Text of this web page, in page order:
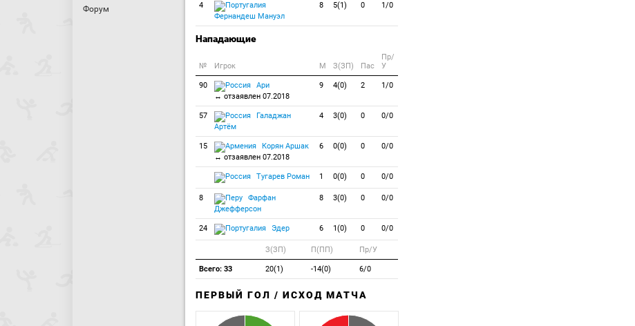
Форум
4
Фернандеш Мануэл
8 5(1) 0 1/0
Нападающие
№ Игрок M З(ЗП) Пас
Пр/
У
90
Ари
↔ отзаявлен 07.2018
9 4(0) 2 1/0
57
Галаджан
Артём
4 3(0) 0 0/0
15
Корян Аршак
↔ отзаявлен 07.2018
6 0(0) 0 0/0
Тугарев Роман 1 0(0) 0 0/0
8
Фарфан
Джефферсон
8 3(0) 0 0/0
24 Эдер 6 1(0) 0 0/0
З(ЗП) П(ПП) Пр/У
Всего: 33 20(1) -14(0) 6/0
ПЕРВЫЙ ГОЛ / ИСХОД МАТЧА